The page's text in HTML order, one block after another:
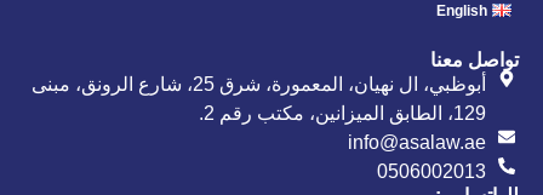
English
تواصل معنا
أبوظبي، ال نهيان، المعمورة، شرق 25، شارع الرونق، مبنى
129، الطابق الميزانين، مكتب رقم 2.
info@asalaw.ae
0506002013